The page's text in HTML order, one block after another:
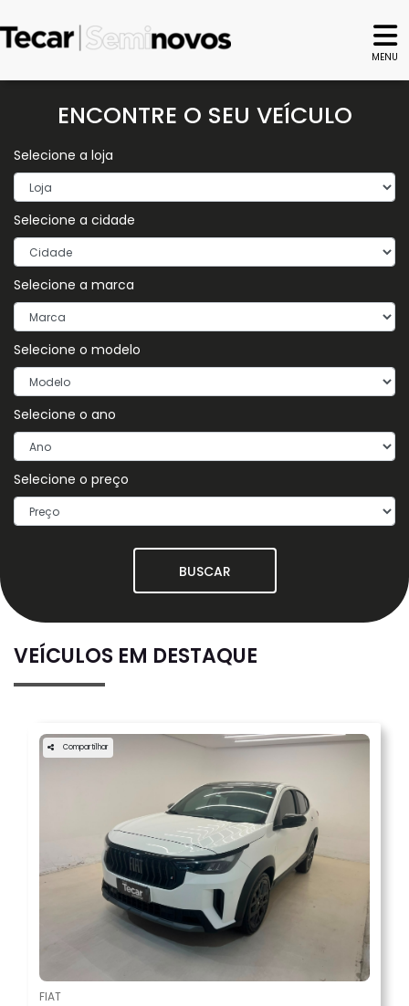
MENU
ENCONTRE O SEU VEÍCULO
Selecione a loja
Selecione a cidade
Selecione a marca
Selecione o modelo
Selecione o ano
Selecione o preço
BUSCAR
VEÍCULOS EM DESTAQUE
Compartilhar
FIAT